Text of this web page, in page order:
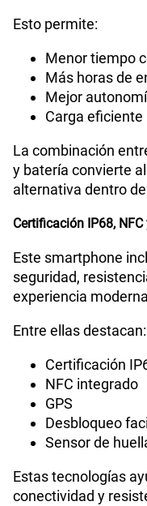
Esto permite:
Menor tiempo
Más horas de
Mejor
Carga
La combinación
y batería convierte
alternativa dentro
Certificación IP68,
Este smartphone
seguridad,
experiencia
Entre ellas destacan:
Certificación
NFC integrado
GPS
Desbloqueo
Sensor de
Estas tecnologías
conectividad y